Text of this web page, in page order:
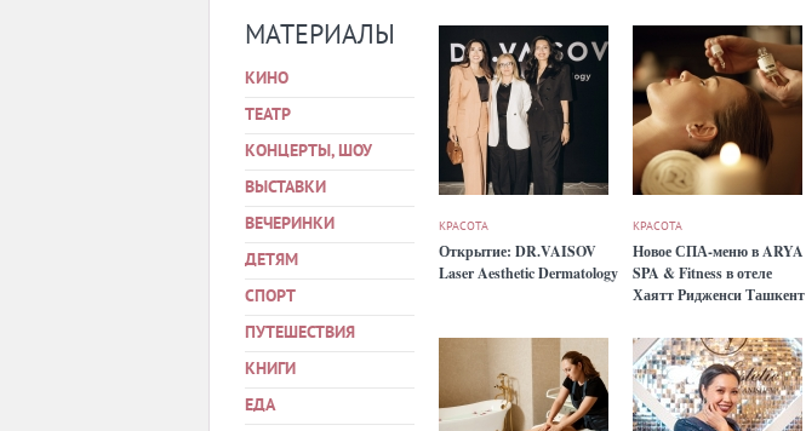
МАТЕРИАЛЫ
КИНО
ТЕАТР
КОНЦЕРТЫ, ШОУ
ВЫСТАВКИ
ВЕЧЕРИНКИ
ДЕТЯМ
СПОРТ
ПУТЕШЕСТВИЯ
КНИГИ
ЕДА
КРАСОТА
Открытие: DR.VAISOV
Laser Aesthetic Dermatology
КРАСОТА
Новое СПА-меню в ARYA
SPA & Fitness в отеле
Хаятт Ридженси Ташкент